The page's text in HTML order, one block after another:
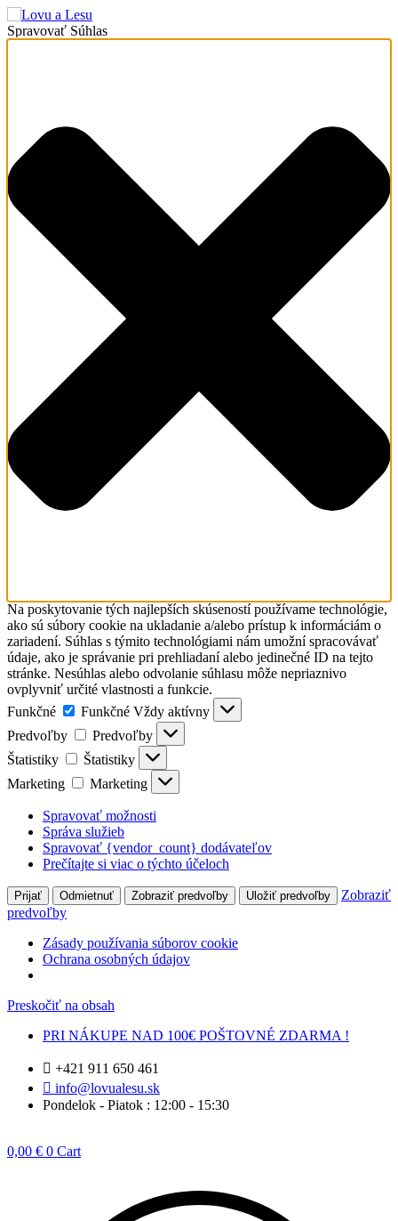
Spravovať Súhlas
Na poskytovanie tých najlepších skúseností používame technológie,
ako sú súbory cookie na ukladanie a/alebo prístup k informáciám o
zariadení. Súhlas s týmito technológiami nám umožní spracovávať
údaje, ako je správanie pri prehliadaní alebo jedinečné ID na tejto
stránke. Nesúhlas alebo odvolanie súhlasu môže nepriaznivo
ovplyvniť určité vlastnosti a funkcie.
Funkčné
Funkčné Vždy aktívny
Predvoľby
Predvoľby
Štatistiky
Štatistiky
Marketing
Marketing
Spravovať možnosti
Správa služieb
Spravovať {vendor_count} dodávateľov
Prečítajte si viac o týchto účeloch
Prijať Odmietnuť Zobraziť predvoľby Uložiť predvoľby
Zobraziť
predvoľby
Zásady používania súborov cookie
Ochrana osobných údajov
Preskočiť na obsah
PRI NÁKUPE NAD 100€ POŠTOVNÉ ZDARMA !
+421 911 650 461
info@lovualesu.sk
Pondelok - Piatok : 12:00 - 15:30
0,00 € 0 Cart